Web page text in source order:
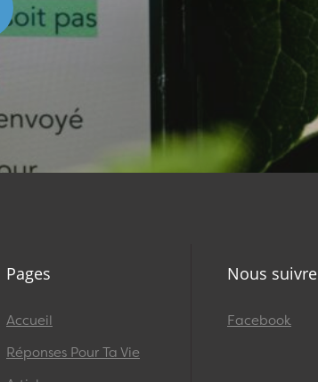
Pages
Accueil
Réponses Pour Ta Vie
Nous suivre
Facebook